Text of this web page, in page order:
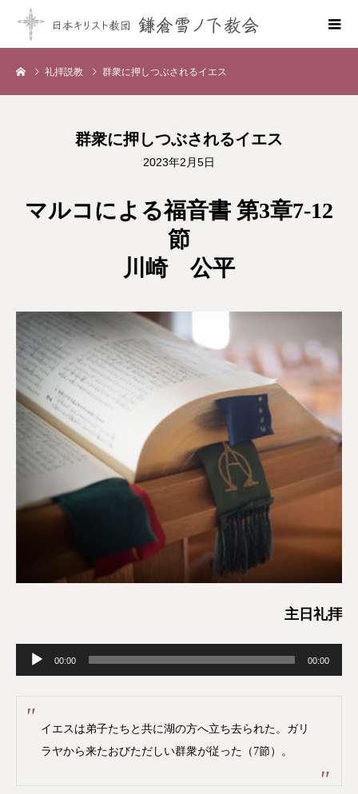
礼拝説教 群衆に押しつぶされるイエス
群衆に押しつぶされるイエス
2023年2月5日
マルコによる福音書 第3章7-12
節
川崎 公平
主日礼拝
声
00:00 00:00
イエスは弟子たちと共に湖の方へ立ち去られた。ガリ
ラヤから来たおびただしい群衆が従った（7節）。